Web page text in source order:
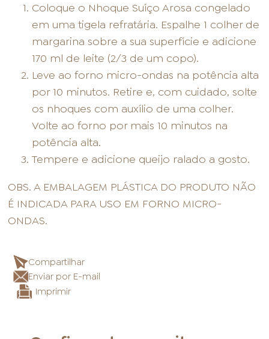
Coloque o Nhoque Suíço Arosa congelado
em uma tigela refratária. Espalhe 1 colher de
margarina sobre a sua superfície e adicione
170 ml de leite (2/3 de um copo).
Leve ao forno micro-ondas na potência alta
por 10 minutos. Retire e, com cuidado, solte
os nhoques com auxílio de uma colher.
Volte ao forno por mais 10 minutos na
potência alta.
Tempere e adicione queijo ralado a gosto.
OBS. A EMBALAGEM PLÁSTICA DO PRODUTO NÃO
É INDICADA PARA USO EM FORNO MICRO-
ONDAS.
Compartilhar
Enviar por E-mail
Imprimir